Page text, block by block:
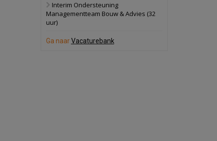
politiebureau
17 september 2026
Voormalig
Interim Ondersteuning
Managementteam Bouw & Advies (32
uur)
Ga naarVacaturebank